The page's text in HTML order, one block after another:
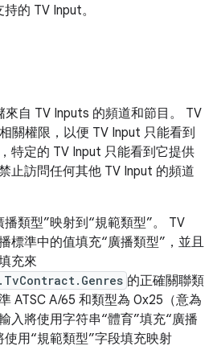
的 TV Input。
自 TV Inputs 的頻道和節目。 TV
關權限，以便 TV Input 只能看到
特定的 TV Input 只能看到它提供
止訪問任何其他 TV Input 的頻道
類型”映射到“規範類型”。 TV
標準中的值填充“廣播類型”，並且
充來
的正確關聯類
ATSC A/65 和類型為 0x25（意為
入將使用字符串“體育”填充“廣播
用“規範類型”字段填充映射